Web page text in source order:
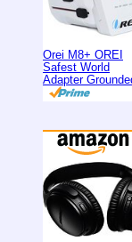
Orei M8+ OREI
Safest World
Adapter